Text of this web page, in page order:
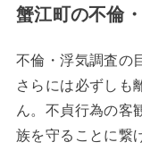
蟹江町の不倫
不倫・浮気調査の
さらには必ずしも
ん。不貞行為の客
族を守ることに繋